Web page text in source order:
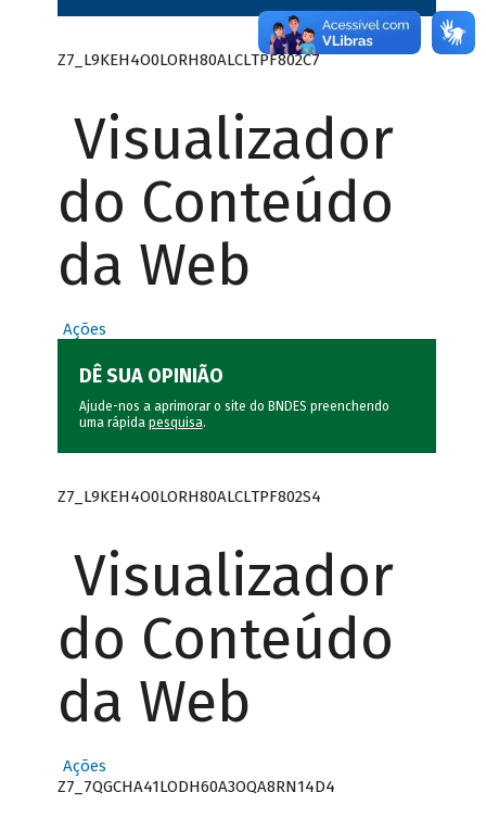
Z7_L9KEH4O0LORH80ALCLTPF802C7
Visualizador
do Conteúdo
da Web
Ações
DÊ SUA OPINIÃO
Ajude-nos a aprimorar o site do BNDES preenchendo
uma rápida pesquisa.
Z7_L9KEH4O0LORH80ALCLTPF802S4
Visualizador
do Conteúdo
da Web
Ações
Z7_7QGCHA41LODH60A3OQA8RN14D4